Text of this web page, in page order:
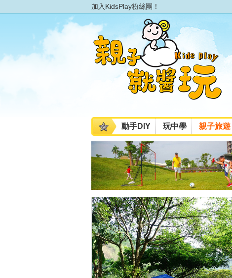
加入KidsPlay粉絲團！
動手DIY 玩中學 親子旅遊